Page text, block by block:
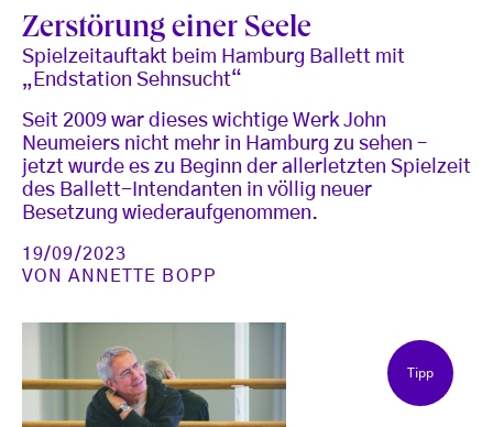
Zerstörung einer Seele
Spielzeitauftakt beim Hamburg Ballett mit
„Endstation Sehnsucht“
Seit 2009 war dieses wichtige Werk John
Neumeiers nicht mehr in Hamburg zu sehen –
jetzt wurde es zu Beginn der allerletzten Spielzeit
des Ballett-Intendanten in völlig neuer
Besetzung wiederaufgenommen.
19/09/2023
VONANNETTE BOPP
Tipp